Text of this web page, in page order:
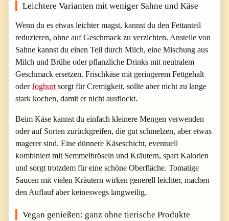
Leichtere Varianten mit weniger Sahne und Käse
Wenn du es etwas leichter magst, kannst du den Fettanteil
reduzieren, ohne auf Geschmack zu verzichten. Anstelle von
Sahne kannst du einen Teil durch Milch, eine Mischung aus
Milch und Brühe oder pflanzliche Drinks mit neutralem
Geschmack ersetzen. Frischkäse mit geringerem Fettgehalt
oderJoghurt sorgt für Cremigkeit, sollte aber nicht zu lange
stark kochen, damit er nicht ausflockt.
Beim Käse kannst du einfach kleinere Mengen verwenden
oder auf Sorten zurückgreifen, die gut schmelzen, aber etwas
magerer sind. Eine dünnere Käseschicht, eventuell
kombiniert mit Semmelbröseln und Kräutern, spart Kalorien
und sorgt trotzdem für eine schöne Oberfläche. Tomatige
Saucen mit vielen Kräutern wirken generell leichter, machen
den Auflauf aber keineswegs langweilig.
Vegan genießen: ganz ohne tierische Produkte